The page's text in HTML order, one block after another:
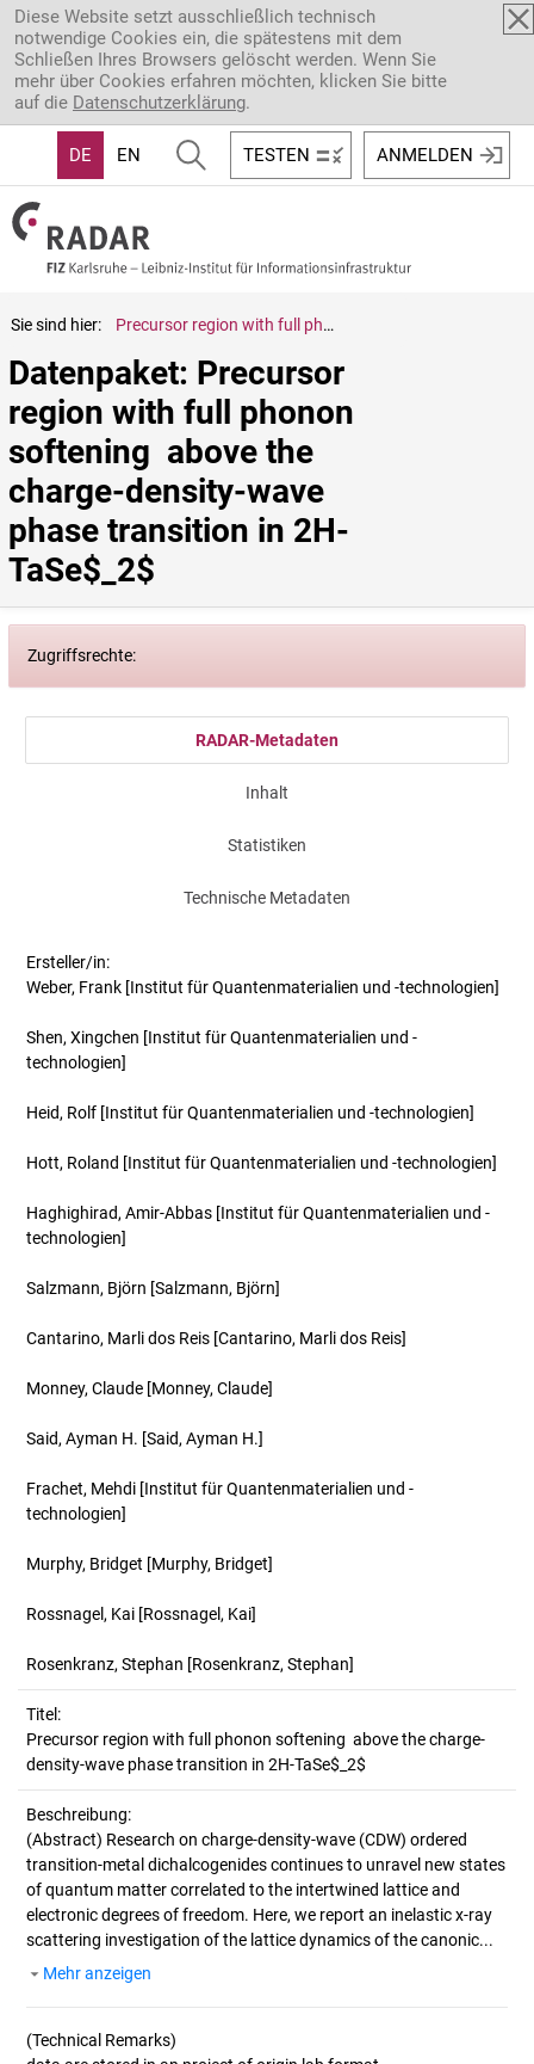
Direkt zum Inhalt
Diese Website setzt ausschließlich technisch
notwendige Cookies ein, die spätestens mit dem
Schließen Ihres Browsers gelöscht werden. Wenn Sie
mehr über Cookies erfahren möchten, klicken Sie bitte
auf die Datenschutzerklärung.
DE EN TESTEN ANMELDEN
Sie sind hier: Precursor region with full phonon softening  above the charge-density-wave phase transition in 2H-TaSe$_2$
Datenpaket: Precursor
region with full phonon
softening  above the
charge-density-wave
phase transition in 2H-
TaSe$_2$
Zugriffsrechte:
RADAR-Metadaten
Inhalt
Statistiken
Technische Metadaten
Ersteller/in:
Weber, Frank [Institut für Quantenmaterialien und -technologien]
Shen, Xingchen [Institut für Quantenmaterialien und -
technologien]
Heid, Rolf [Institut für Quantenmaterialien und -technologien]
Hott, Roland [Institut für Quantenmaterialien und -technologien]
Haghighirad, Amir-Abbas [Institut für Quantenmaterialien und -
technologien]
Salzmann, Björn [Salzmann, Björn]
Cantarino, Marli dos Reis [Cantarino, Marli dos Reis]
Monney, Claude [Monney, Claude]
Said, Ayman H. [Said, Ayman H.]
Frachet, Mehdi [Institut für Quantenmaterialien und -
technologien]
Murphy, Bridget [Murphy, Bridget]
Rossnagel, Kai [Rossnagel, Kai]
Rosenkranz, Stephan [Rosenkranz, Stephan]
Titel:
Precursor region with full phonon softening  above the charge-
density-wave phase transition in 2H-TaSe$_2$
Beschreibung:
(Abstract) Research on charge-density-wave (CDW) ordered
transition-metal dichalcogenides continues to unravel new states
of quantum matter correlated to the intertwined lattice and
electronic degrees of freedom. Here, we report an inelastic x-ray
scattering investigation of the lattice dynamics of the canonic...
Mehr anzeigen
(Technical Remarks)